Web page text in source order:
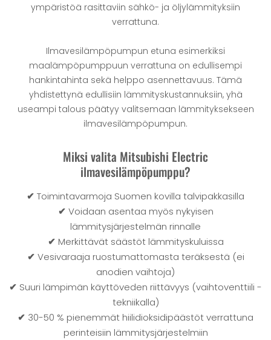
ympäristöä rasittaviin sähkö- ja öljylämmityksiin
verrattuna.
Ilmavesilämpöpumpun etuna esimerkiksi
maalämpöpumppuun verrattuna on edullisempi
hankintahinta sekä helppo asennettavuus. Tämä
yhdistettynä edullisiin lämmityskustannuksiin, yhä
useampi talous päätyy valitsemaan lämmityksekseen
ilmavesilämpöpumpun.
Miksi valita Mitsubishi Electric
ilmavesilämpöpumppu?
✔ Toimintavarmoja Suomen kovilla talvipakkasilla
✔ Voidaan asentaa myös nykyisen
lämmitysjärjestelmän rinnalle
✔ Merkittävät säästöt lämmityskuluissa
✔ Vesivaraaja ruostumattomasta teräksestä (ei
anodien vaihtoja)
✔ Suuri lämpimän käyttöveden riittävyys (vaihtoventtiili -
tekniikalla)
✔ 30-50 % pienemmät hiilidioksidipäästöt verrattuna
perinteisiin lämmitysjärjestelmiin